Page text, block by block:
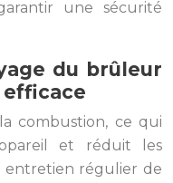
une sécurité
du brûleur
combustion, ce qui
et réduit les
entretien régulier de